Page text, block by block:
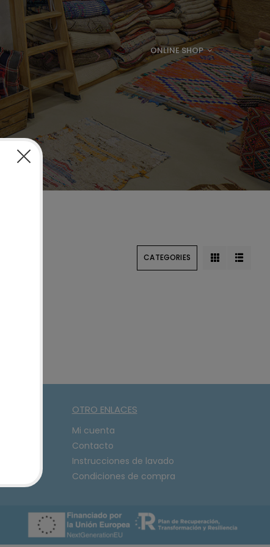
ONLINE SHOP
CATEGORIES
OTRO ENLACES
Mi cuenta
Contacto
Instrucciones de lavado
Condiciones de compra